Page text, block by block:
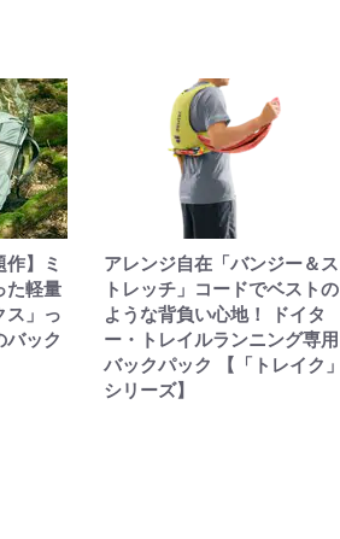
作】ミ
た軽量
ス」っ
バック
アレンジ自在「バンジー＆ス
トレッチ」コードでベストの
ような背負い心地！ ドイタ
ー・トレイルランニング専用
バックパック 【「トレイク」
シリーズ】